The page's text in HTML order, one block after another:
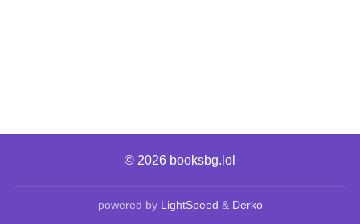
© 2026 booksbg.lol
powered by LightSpeed & Derko